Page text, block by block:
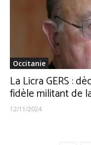
Occitanie
La Licra GERS :
fidèle militant de
12/11/2024